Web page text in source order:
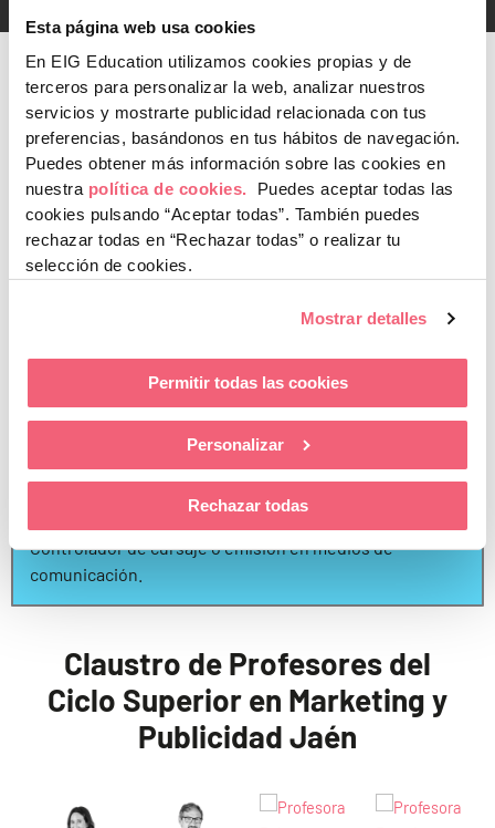
Esta página web usa cookies
En EIG Education utilizamos cookies propias y de
terceros para personalizar la web, analizar nuestros
servicios y mostrarte publicidad relacionada con tus
preferencias, basándonos en tus hábitos de navegación.
Puedes obtener más información sobre las cookies en
nuestra política de cookies.
Puedes aceptar todas las
cookies pulsando “Aceptar todas”. También puedes
rechazar todas en “Rechazar todas” o realizar tu
selección de cookies.
Mostrar detalles
Permitir todas las cookies
Personalizar
Rechazar todas
Técnico de marketing.
Técnico en publicidad.
Técnico en relaciones públicas.
Organizador de eventos de marketing y comunicación.
Auxiliar de medios en empresas de publicidad.
Inspector de encuestadores.
Codificador de datos para investigaciones de mercados.
Controlador de cursaje o emisión en medios de
comunicación.
Claustro de Profesores del
Ciclo Superior en Marketing y
Publicidad Jaén